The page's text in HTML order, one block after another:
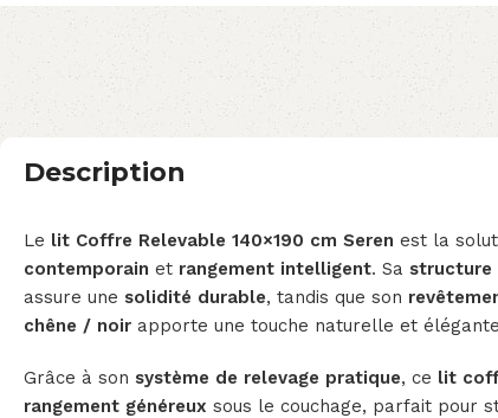
Description
Le lit Coffre Relevable 140×190 cm Seren est la
contemporain et rangement intelligent. Sa structure
assure une solidité durable, tandis que son
chêne / noir apporte une touche naturelle et
Grâce à son système de relevage pratique, ce lit
rangement généreux sous le couchage, parfait pour